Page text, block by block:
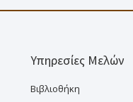
Υπηρεσίες Μελών
Βιβλιοθήκη